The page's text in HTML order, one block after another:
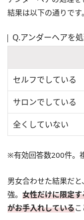
結果は以下の通りです。
Q.アンダーヘアを
セルフでしている
サロンでしている
全くしていない
※有効回答数200件。
男女合わせた結果だ
強。 女性だけに限定
がお手入れしている